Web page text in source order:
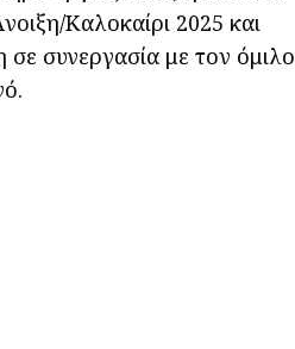
Καλοκαίρι 2025 και
συνεργασία με τον όμιλο